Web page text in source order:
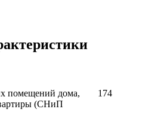
помещений дома,
(СНиП
174